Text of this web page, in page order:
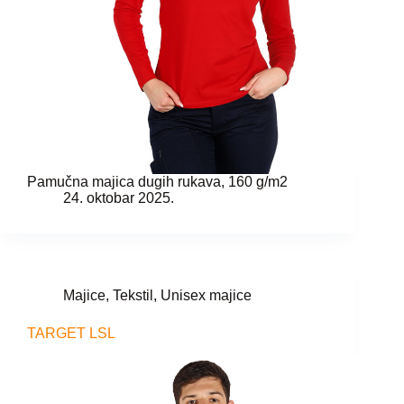
Pamučna majica dugih rukava, 160 g/m2
24. oktobar 2025.
Majice, Tekstil , Unisex majice
TARGET LSL